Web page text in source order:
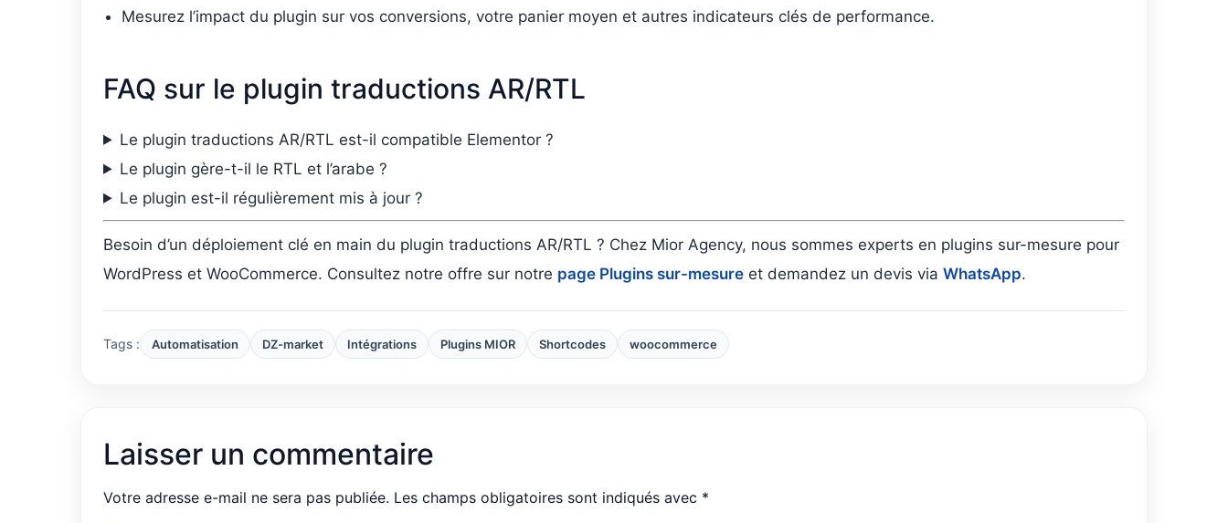
Mesurez l’impact du plugin sur vos conversions, votre panier moyen et autres indicateurs clés de performance.
FAQ sur le plugin traductions AR/RTL
Le plugin traductions AR/RTL est-il compatible Elementor ?
Le plugin gère-t-il le RTL et l’arabe ?
Le plugin est-il régulièrement mis à jour ?
Besoin d’un déploiement clé en main du plugin traductions AR/RTL ? Chez Mior Agency, nous sommes experts en plugins sur-mesure pour
WordPress et WooCommerce. Consultez notre offre sur notre page Plugins sur-mesure et demandez un devis via WhatsApp.
Tags : Automatisation DZ-market Intégrations Plugins MIOR Shortcodes woocommerce
Laisser un commentaire
Votre adresse e-mail ne sera pas publiée. Les champs obligatoires sont indiqués avec *